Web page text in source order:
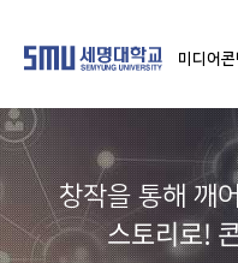
미디어
창작을 통해 깨
스토리로!